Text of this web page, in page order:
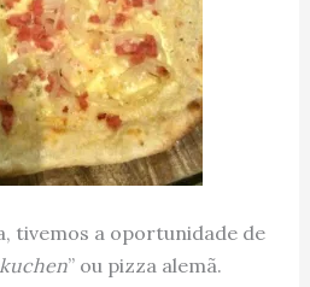
tivemos a oportunidade de
” ou pizza alemã.